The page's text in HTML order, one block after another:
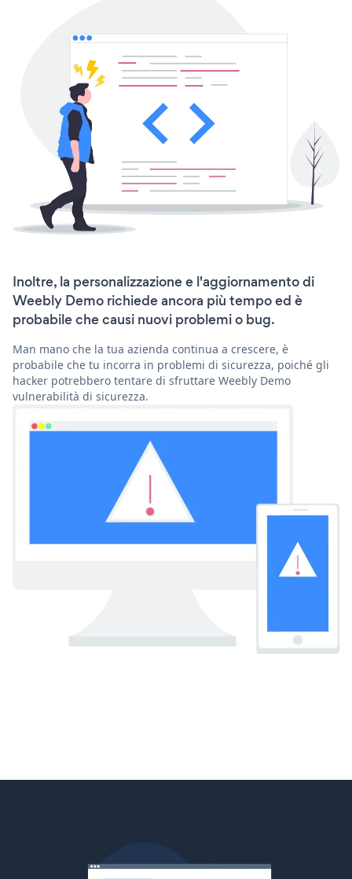
Inoltre, la personalizzazione e l'aggiornamento di
Weebly Demo richiede ancora più tempo ed è
probabile che causi nuovi problemi o bug.
Man mano che la tua azienda continua a crescere, è
probabile che tu incorra in problemi di sicurezza, poiché gli
hacker potrebbero tentare di sfruttare Weebly Demo
vulnerabilità di sicurezza.